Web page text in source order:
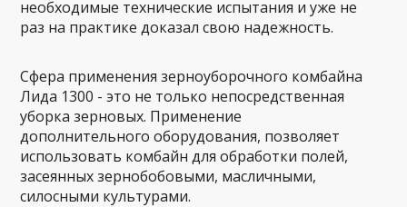
необходимые технические испытания и уже не
раз на практике доказал свою надежность.
Сфера применения зерноуборочного комбайна
Лида 1300 - это не только непосредственная
уборка зерновых. Применение
дополнительного оборудования, позволяет
использовать комбайн для обработки полей,
засеянных зернобобовыми, масличными,
силосными культурами.